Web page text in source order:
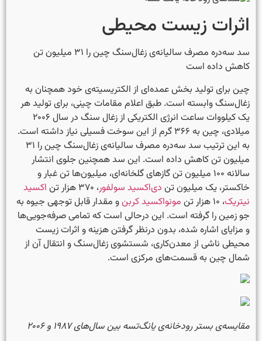
اثرات زیست محیطی
سد سه‌دره مصرف سالیانه‌ی زغال‌سنگ چین را ۳۱ میلیون تن
کاهش داده است
چین برای تولید بخش عمده‌ای از الکتریسیته‌ی خود همچنان به
زغال‌سنگ وابسته است. طبق اعلام مقامات چینی، برای تولید هر
یک کیلووات ساعت انرژی الکتریکی از زغال سنگ در سال ۲۰۰۶
میلادی، چین به ۳۶۶ گرم از این سوخت فسیلی نیاز داشته است.
به این ترتیب سد سه‌دره مصرف سالیانه‌ی زغال‌سنگ چین را ۳۱
میلیون تن کاهش داده است. این سد همچنین جلوی انتشار
سالانه ۱۰۰ میلیون تن گازهای گلخانه‌ای، میلیون‌ها تن غبار و
خاکستر، یک میلیون تن دی‌اکسید سولفور، ۳۷۰ هزار تن
اکسید
نیتریک، ۱۰ هزار تن مونواکسید کربنو مقدار قابل توجهی جیوه به
جو زمین را گرفته است. این درحالی است که تمامی صرفه‌جویی‌ها
و مزایای اشاره شده، بدون درنظر گرفتن هزینه و اثرات زیست
محیطی ناشی از معدن‌کاری، شستشوی زغال‌سنگ و انتقال آن از
شمال چین به قسمت‌های مرکزی است.
مقایسه‌ی بستر رودخانه‌ی یانگ‌تسه بین سال‌های ۱۹۸۷ و ۲۰۰۶